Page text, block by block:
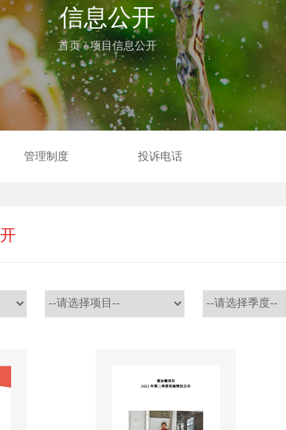
信息公开
首页/项目信息公开
管理制度 投诉电话